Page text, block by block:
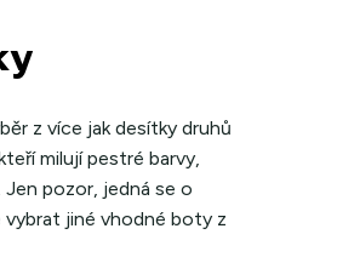
z více jak desítky druhů
milují pestré barvy,
pozor, jedná se o
vybrat jiné vhodné boty z